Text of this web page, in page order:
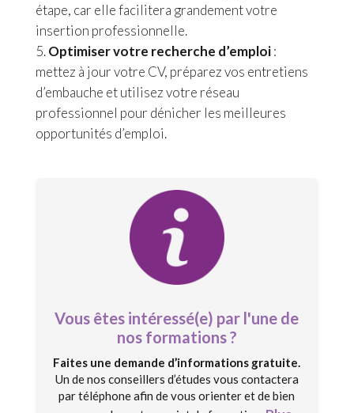
étape, car elle facilitera grandement votre
insertion professionnelle.
Optimiser votre recherche d’emploi:
mettez à jour votre CV, préparez vos entretiens
d’embauche et utilisez votre réseau
professionnel pour dénicher les meilleures
opportunités d’emploi.
Vous êtes intéressé(e) par l'une de
nos formations ?
Faites une demande d’informations gratuite.
Un de nos conseillers d’études vous contactera
par téléphone afin de vous orienter et de bien